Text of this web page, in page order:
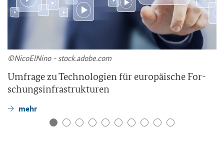
©Ni­co­ElNi­no - stock.adobe.com
Um­fra­ge zu Tech­no­lo­gien für eu­ro­päi­sche For­
schungs­in­fra­struk­tu­ren
mehr